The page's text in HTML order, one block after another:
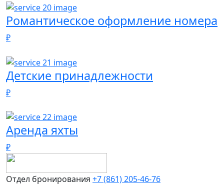
Романтическое оформление номера
₽
Детские принадлежности
₽
Аренда яхты
₽
Отдел бронирования +7 (861) 205-46-76